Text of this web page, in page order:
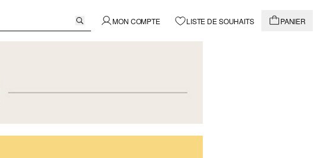
MON COMPTE LISTE DE SOUHAITS PANIER